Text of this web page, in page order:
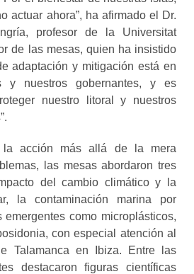
actuar ahora”, ha afirmado el Dr.
profesor de la Universitat
de las mesas, quien ha insistido
adaptación y mitigación está en
y nuestros gobernantes, y es
nuestro litoral y nuestros
acción más allá de la mera
las mesas abordaron tres
del cambio climático y la
la contaminación marina por
como microplásticos,
con especial atención al
Talamanca en Ibiza. Entre las
destacaron figuras científicas